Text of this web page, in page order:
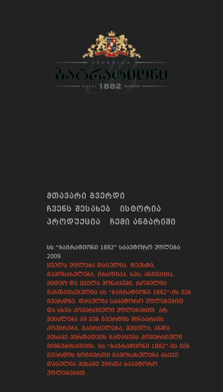
ᲛᲗᲐᲕᲐᲠᲘ ᲒᲕᲔᲠᲓᲘ
ᲩᲕᲔᲜᲡ ᲨᲔᲡᲐᲮᲔᲑ
ᲘᲡᲢᲝᲠᲘᲐ
ᲞᲠᲝᲓᲣᲥᲪᲘᲐ
ᲩᲔᲛᲘ ᲐᲜᲒᲐᲠᲘᲨᲘ
სს “ბაგრატიონი 1882” საავტორო უფლება
2009
ყველა უფლება დაცულია. ტექსტი,
გამოსახულება, გრაფიკა, ხმა, ანიმაცია,
ვიდეო და ყველა მონაცემი, რომელიც
განთავსებულია სს “ბაგრატიონი 1882”-ის ვებ
გვერდზე, დაცულია საავტორო უფლებებით
და სხვა კომერციული უფლებებით. არ
შეიძლება ამ ვებ გვერდის შინაარსის
კოპირება, გავრცელება, შეცვლა, ანდა
მესამე პირთათვის გადაცემა კომერციული
მიზნებისათვის. სს “ბაგრატიონი 1882”-ის ვებ
გვერდის ზოგიერთი გამოსახულება ასევე
დაცულია მესამე პირთა საავტორო
უფლებებით.